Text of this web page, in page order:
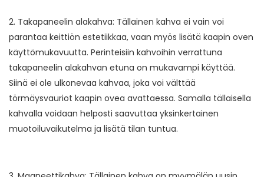
2. Takapaneelin alakahva: Tällainen kahva ei vain voi
parantaa keittiön estetiikkaa, vaan myös lisätä kaapin oven
käyttömukavuutta. Perinteisiin kahvoihin verrattuna
takapaneelin alakahvan etuna on mukavampi käyttää.
Siinä ei ole ulkonevaa kahvaa, joka voi välttää
törmäysvauriot kaapin ovea avattaessa. Samalla tällaisella
kahvalla voidaan helposti saavuttaa yksinkertainen
muotoiluvaikutelma ja lisätä tilan tuntua.